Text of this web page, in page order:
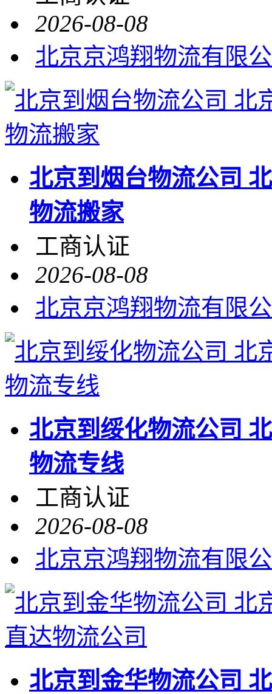
2026-08-08
北京京鸿翔物流有限
北京到烟台物流公司
物流搬家
工商认证
2026-08-08
北京京鸿翔物流有限
北京到绥化物流公司
物流专线
工商认证
2026-08-08
北京京鸿翔物流有限
北京到金华物流公司